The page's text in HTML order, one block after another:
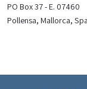
PO Box 37 - E. 07460
Pollensa, Mallorca,